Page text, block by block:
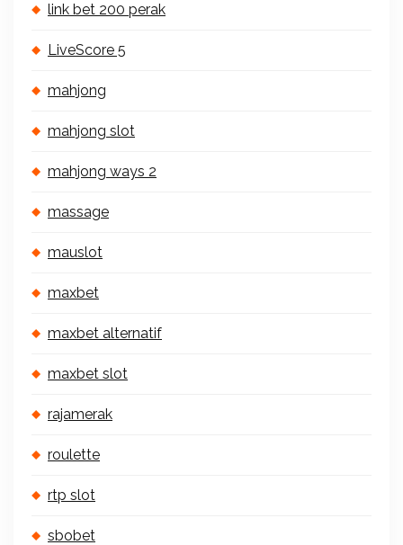
link bet 200 perak
LiveScore 5
mahjong
mahjong slot
mahjong ways 2
massage
mauslot
maxbet
maxbet alternatif
maxbet slot
rajamerak
roulette
rtp slot
sbobet